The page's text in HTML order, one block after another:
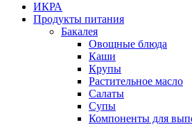
ИКРА
Продукты питания
Бакалея
Овощные блюда
Каши
Крупы
Растительное масло
Салаты
Супы
Компоненты для